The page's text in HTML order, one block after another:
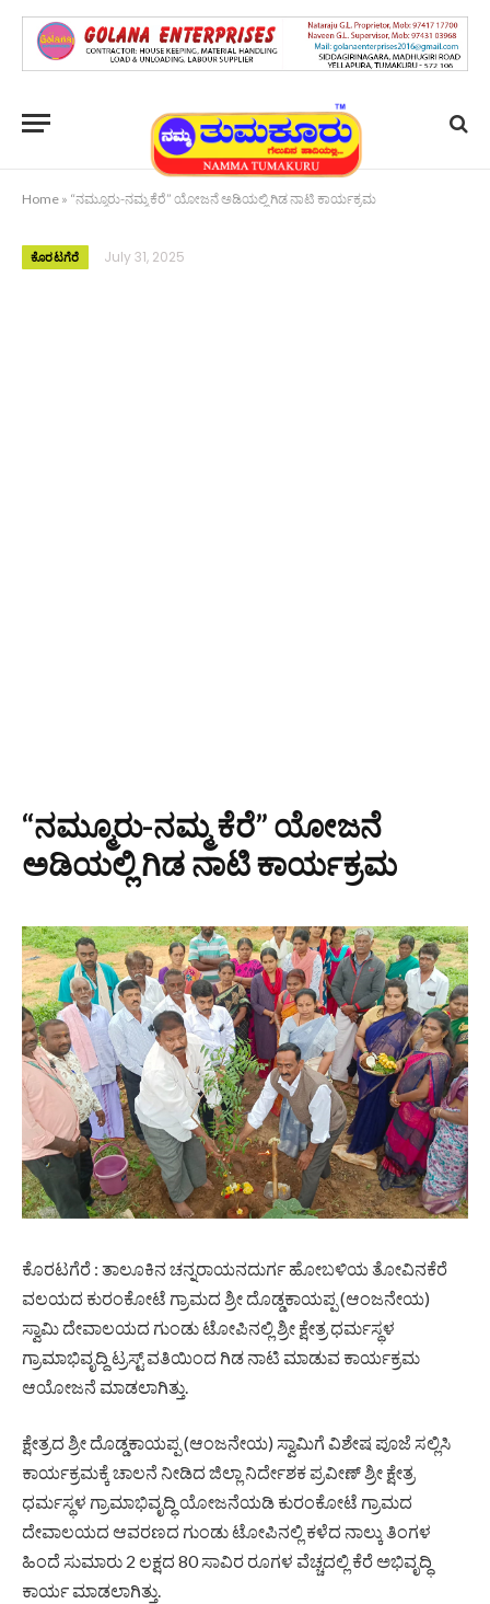
Home » “ನಮ್ಮೂರು-ನಮ್ಮ ಕೆರೆ” ಯೋಜನೆ ಅಡಿಯಲ್ಲಿ ಗಿಡ ನಾಟಿ ಕಾರ್ಯಕ್ರಮ
ಕೊರಟಗೆರೆ July 31, 2025
“ನಮ್ಮೂರು-ನಮ್ಮ ಕೆರೆ” ಯೋಜನೆ
ಅಡಿಯಲ್ಲಿ ಗಿಡ ನಾಟಿ ಕಾರ್ಯಕ್ರಮ
ಕೊರಟಗೆರೆ : ತಾಲೂಕಿನ ಚನ್ನರಾಯನದುರ್ಗ ಹೋಬಳಿಯ ತೋವಿನಕೆರೆ
ವಲಯದ ಕುರಂಕೋಟೆ ಗ್ರಾಮದ ಶ್ರೀ ದೊಡ್ಡಕಾಯಪ್ಪ (ಆಂಜನೇಯ)
ಸ್ವಾಮಿ ದೇವಾಲಯದ ಗುಂಡು ಟೋಪಿನಲ್ಲಿ ಶ್ರೀ ಕ್ಷೇತ್ರ ಧರ್ಮಸ್ಥಳ
ಗ್ರಾಮಾಭಿವೃದ್ದಿ ಟ್ರಸ್ಟ್ ವತಿಯಿಂದ ಗಿಡ ನಾಟಿ ಮಾಡುವ ಕಾರ್ಯಕ್ರಮ
ಆಯೋಜನೆ ಮಾಡಲಾಗಿತ್ತು.
ಕ್ಷೇತ್ರದ ಶ್ರೀ ದೊಡ್ಡಕಾಯಪ್ಪ (ಆಂಜನೇಯ) ಸ್ವಾಮಿಗೆ ವಿಶೇಷ ಪೂಜೆ ಸಲ್ಲಿಸಿ
ಕಾರ್ಯಕ್ರಮಕ್ಕೆ ಚಾಲನೆ ನೀಡಿದ ಜಿಲ್ಲಾ ನಿರ್ದೇಶಕ ಪ್ರವೀಣ್ ಶ್ರೀ ಕ್ಷೇತ್ರ
ಧರ್ಮಸ್ಥಳ ಗ್ರಾಮಾಭಿವೃದ್ಧಿ ಯೋಜನೆಯಡಿ ಕುರಂಕೋಟೆ ಗ್ರಾಮದ
ದೇವಾಲಯದ ಆವರಣದ ಗುಂಡು ಟೋಪಿನಲ್ಲಿ ಕಳೆದ ನಾಲ್ಕು ತಿಂಗಳ
ಹಿಂದೆ ಸುಮಾರು 2 ಲಕ್ಷದ 80 ಸಾವಿರ ರೂಗಳ ವೆಚ್ಚದಲ್ಲಿ ಕೆರೆ ಅಭಿವೃದ್ಧಿ
ಕಾರ್ಯ ಮಾಡಲಾಗಿತ್ತು.